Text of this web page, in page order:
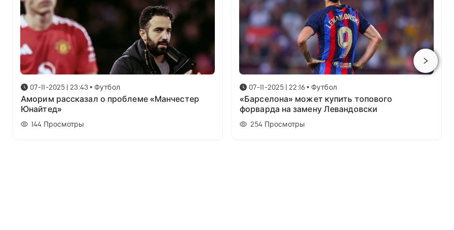
07-11-2025 | 23:43 • Футбол
Аморим рассказал о проблеме «Манчестер
Юнайтед»
144 Просмотры
07-11-2025 | 22:16 • Футбол
«Барселона» может купить топового
форварда на замену Левандовски
254 Просмотры